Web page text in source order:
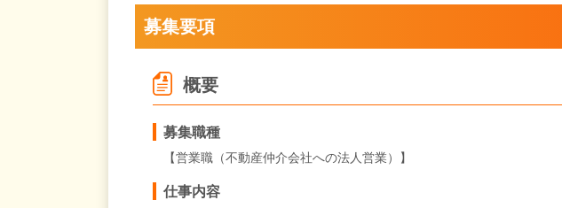
募集要項
概要
募集職種
【営業職（不動産仲介会社への法人営業）】
仕事内容